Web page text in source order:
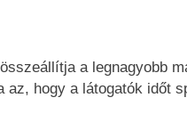
a legnagyobb
hogy a látogatók időt